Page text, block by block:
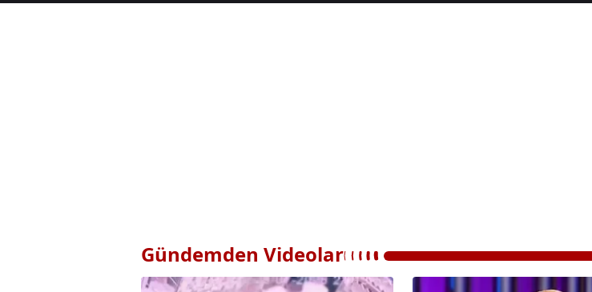
Gündemden Videolar